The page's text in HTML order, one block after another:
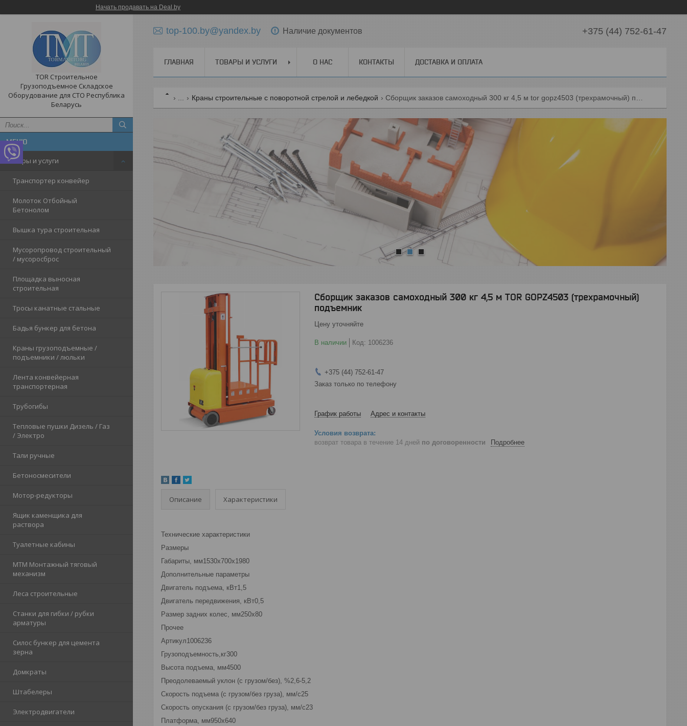
Начать продавать на Deal.by
TOR Строительное
Грузоподъемное Складское
Оборудование для СТО Республика
Беларусь
Товары и услуги
Транспортер конвейер
Молоток Отбойный
Бетонолом
Вышка тура строительная
Мусоропровод строительный
/ мусоросброс
Площадка выносная
строительная
Тросы канатные стальные
Бадья бункер для бетона
Краны грузоподъемные /
подъемники / люльки
Лента конвейерная
транспортерная
Трубогибы
Тепловые пушки Дизель / Газ
/ Электро
Тали ручные
Бетоносмесители
Мотор-редукторы
Ящик каменщика для
раствора
Туалетные кабины
МТМ Монтажный тяговый
механизм
Леса строительные
Станки для гибки / рубки
арматуры
Силос бункер для цемента
зерна
Домкраты
Штабелеры
Электродвигатели
top-100.by@yandex.by Наличие документов +375 (44) 752-61-47
ГЛАВНАЯ ТОВАРЫ И УСЛУГИ О НАС КОНТАКТЫ ДОСТАВКА И ОПЛАТА
Краны строительные с поворотной стрелой и лебедкой
Сборщик заказов самоходный 300 кг 4,5 м TOR GOPZ4503 (трехрамочный)
подъемник
Цену уточняйте
В наличии Код: 1006236
+375 (44) 752-61-47
Заказ только по телефону
График работы Адрес и контакты
возврат товара в течение 14 дней по договоренности Подробнее
Описание Характеристики
Технические характеристики
Размеры
Габариты, мм1530х700х1980
Дополнительные параметры
Двигатель подъема, кВт1,5
Двигатель передвижения, кВт0,5
Размер задних колес, мм250х80
Прочее
Артикул1006236
Грузоподъемность,кг300
Высота подъема, мм4500
Преодолеваемый уклон (с грузом/без), %2,6-5,2
Скорость подъема (с грузом/без груза), мм/с25
Скорость опускания (с грузом/без груза), мм/с23
Платформа, мм950х640